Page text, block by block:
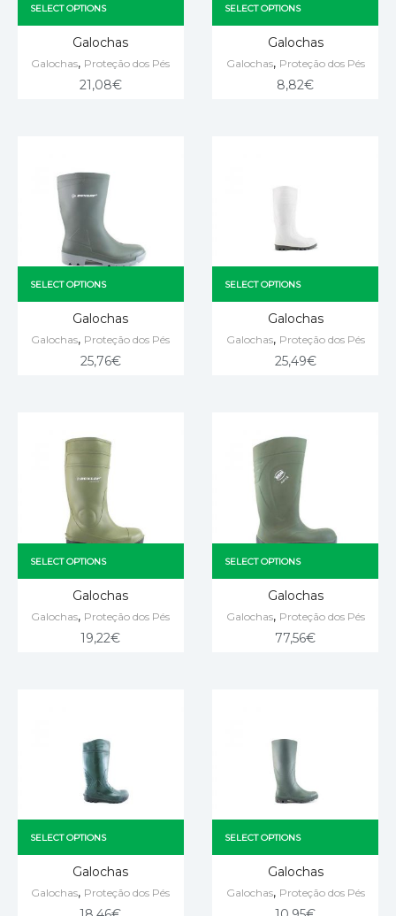
SELECT OPTIONS
Galochas
Galochas, Proteção dos Pés
21,08€
SELECT OPTIONS
Galochas
Galochas, Proteção dos Pés
8,82€
SELECT OPTIONS
Galochas
Galochas, Proteção dos Pés
25,76€
SELECT OPTIONS
Galochas
Galochas, Proteção dos Pés
25,49€
SELECT OPTIONS
Galochas
Galochas, Proteção dos Pés
19,22€
SELECT OPTIONS
Galochas
Galochas, Proteção dos Pés
77,56€
SELECT OPTIONS
Galochas
Galochas, Proteção dos Pés
SELECT OPTIONS
Galochas
Galochas, Proteção dos Pés